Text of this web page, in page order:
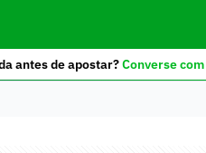
antes de apostar?Converse